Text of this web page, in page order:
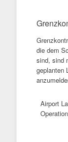
die dem
sind, sind
geplanten
Airport